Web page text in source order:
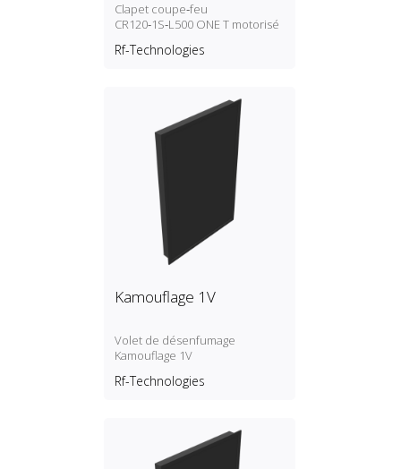
Clapet coupe‑feu
CR120‑1S‑L500 ONE T motorisé
Rf-Technologies
Kamouflage 1V
Volet de désenfumage
Kamouflage 1V
Rf-Technologies